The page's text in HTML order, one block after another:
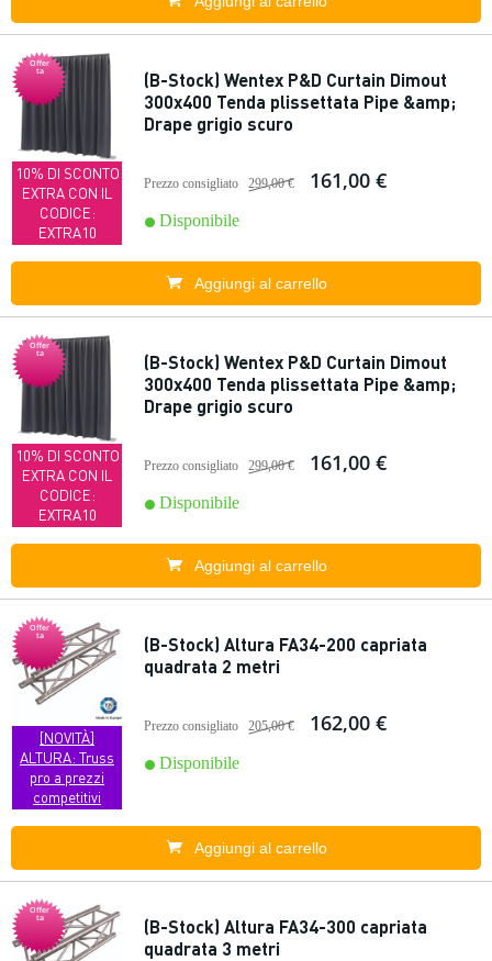
Offer
ta
10% DI SCONTO
EXTRA CON IL
CODICE:
EXTRA10
(B-Stock) Wentex P&D Curtain Dimout
300x400 Tenda plissettata Pipe &amp;
Drape grigio scuro
Prezzo consigliato 299,00 € 161,00 €
Disponibile
Aggiungi al carrello
Offer
ta
10% DI SCONTO
EXTRA CON IL
CODICE:
EXTRA10
(B-Stock) Wentex P&D Curtain Dimout
300x400 Tenda plissettata Pipe &amp;
Drape grigio scuro
Prezzo consigliato 299,00 € 161,00 €
Disponibile
Aggiungi al carrello
Offer
ta
[NOVITÀ]
ALTURA: Truss
pro a prezzi
competitivi
(B-Stock) Altura FA34-200 capriata
quadrata 2 metri
Prezzo consigliato 205,00 € 162,00 €
Disponibile
Aggiungi al carrello
Offer
ta
(B-Stock) Altura FA34-300 capriata
quadrata 3 metri